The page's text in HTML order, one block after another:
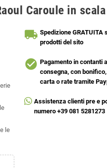
Caroule in
le
local_shipping Spedizione GRATUITA
prodotti del sito
check_circle Pagamento in contanti
consegna, con
carta o rate tramite
Assistenza clienti pre e
numero +39 081 5281273